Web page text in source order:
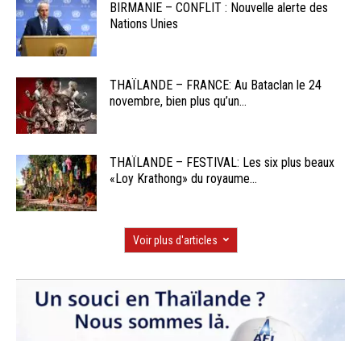
BIRMANIE – CONFLIT : Nouvelle alerte des
Nations Unies
THAÏLANDE – FRANCE: Au Bataclan le 24
novembre, bien plus qu’un...
THAÏLANDE – FESTIVAL: Les six plus beaux
«Loy Krathong» du royaume...
Voir plus d'articles